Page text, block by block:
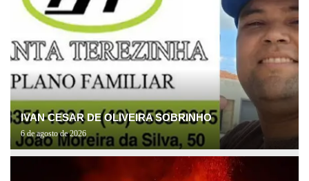
IVAN CESAR DE OLIVEIRA SOBRINHO
6 de agosto de 2026